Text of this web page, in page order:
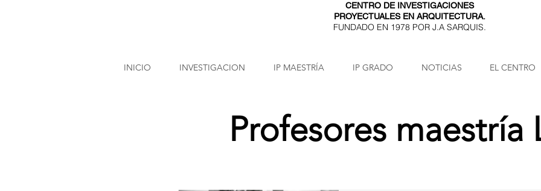
CENTRO DE INVESTIGACIONES
PROYECTUALES EN ARQUITECTURA.
FUNDADO EN 1978 POR J.A SARQUIS.
Profesores maestría
INICIO INVESTIGACION IP MAESTRÍA IP GRADO NOTICIAS EL CENTRO